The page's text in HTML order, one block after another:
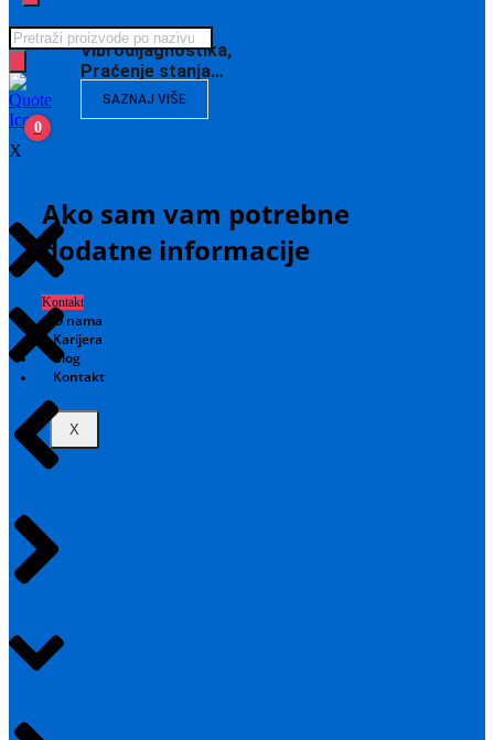
Vibrodijagnostika,
Praćenje stanja…
SAZNAJ VIŠE
Ako sam vam potrebne
dodatne informacije
Kontakt
O nama
Karijera
Blog
Kontakt
X
Products
search
0
X